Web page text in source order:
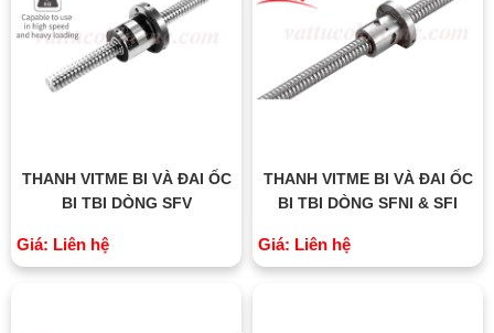
THANH VITME BI VÀ ĐAI ỐC
BI TBI DÒNG SFV
Giá: Liên hệ
THANH VITME BI VÀ ĐAI ỐC
BI TBI DÒNG SFNI & SFI
Giá: Liên hệ